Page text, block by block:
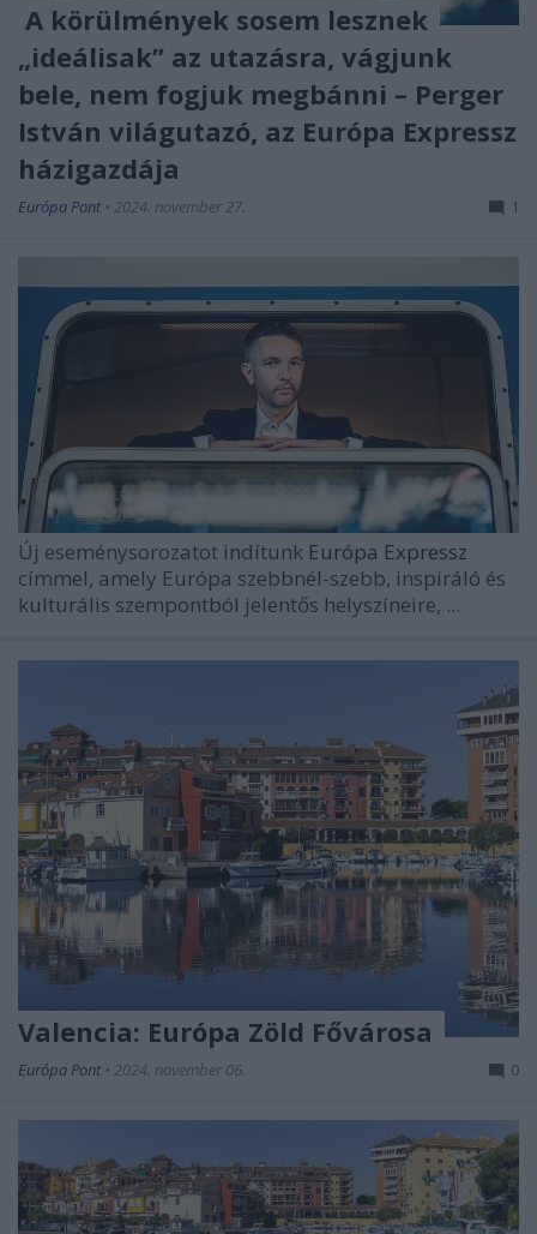
A körülmények sosem lesznek
„ideálisak” az utazásra, vágjunk
bele, nem fogjuk megbánni – Perger
István világutazó, az Európa Expressz
házigazdája
Európa Pont • 2024. november 27. 1
Új eseménysorozatot indítunk Európa Expressz
címmel, amely Európa szebbnél-szebb, inspiráló és
kulturális szempontból jelentős helyszíneire, ...
Valencia: Európa Zöld Fővárosa
Európa Pont • 2024. november 06. 0